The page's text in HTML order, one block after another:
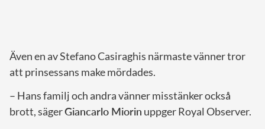
Även en av Stefano Casiraghis närmaste vänner tror
att prinsessans make mördades.
– Hans familj och andra vänner misstänker också
brott, sägerGiancarlo Miorin uppger Royal Observer.